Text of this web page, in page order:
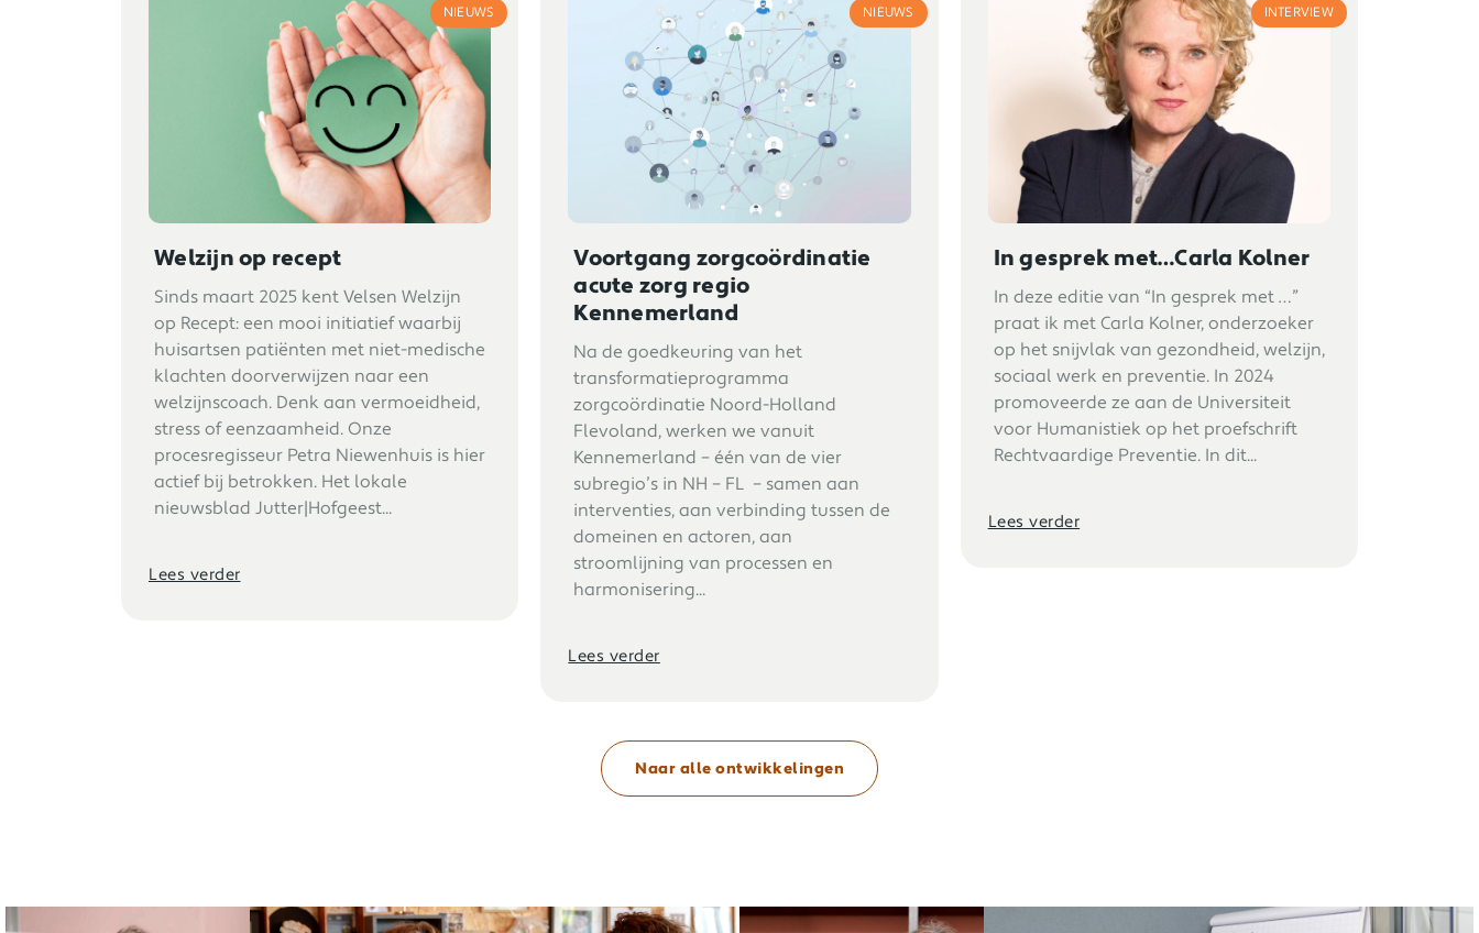
NIEUWS
Welzijn op recept
Sinds maart 2025 kent Velsen Welzijn
op Recept: een mooi initiatief waarbij
huisartsen patiënten met niet-medische
klachten doorverwijzen naar een
welzijnscoach. Denk aan vermoeidheid,
stress of eenzaamheid. Onze
procesregisseur Petra Niewenhuis is hier
actief bij betrokken. Het lokale
nieuwsblad Jutter|Hofgeest...
Lees verder
NIEUWS
Voortgang zorgcoördinatie
acute zorg regio
Kennemerland
Na de goedkeuring van het
transformatieprogramma
zorgcoördinatie Noord-Holland
Flevoland, werken we vanuit
Kennemerland – één van de vier
subregio’s in NH – FL – samen aan
interventies, aan verbinding tussen de
domeinen en actoren, aan
stroomlijning van processen en
harmonisering...
Lees verder
INTERVIEW
In gesprek met…Carla Kolner
In deze editie van “In gesprek met …”
praat ik met Carla Kolner, onderzoeker
op het snijvlak van gezondheid, welzijn,
sociaal werk en preventie. In 2024
promoveerde ze aan de Universiteit
voor Humanistiek op het proefschrift
Rechtvaardige Preventie. In dit...
Lees verder
Naar alle ontwikkelingen